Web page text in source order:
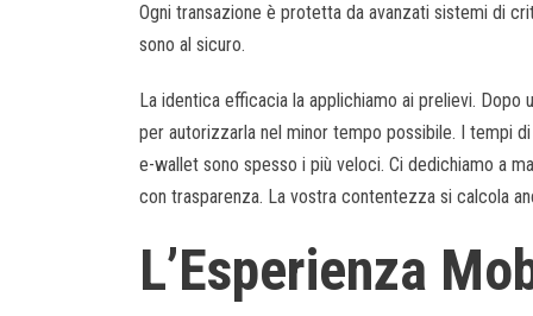
Ogni transazione è protetta da avanzati sistemi di
sono al sicuro.
La identica efficacia la applichiamo ai prelievi.
per autorizzarla nel minor tempo possibile. I tempi
e-wallet sono spesso i più veloci. Ci dedichiamo a
con trasparenza. La vostra contentezza si calcola
L’Esperienza